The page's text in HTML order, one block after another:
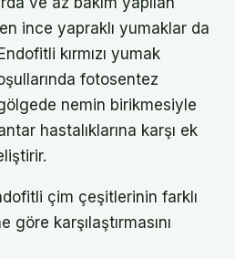
ince yapraklı yumaklar da
kırmızı yumak
fotosentez
nemin birikmesiyle
hastalıklarına karşı ek
çim çeşitlerinin farklı
karşılaştırmasını